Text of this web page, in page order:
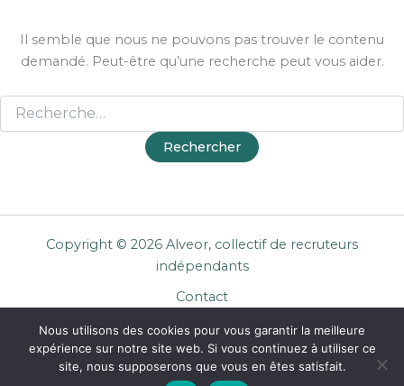
Il semble que nous ne pouvons pas trouver le contenu
demandé. Peut-être qu’une recherche peut vous aider.
Copyright © 2026 Alveor, collectif de recruteurs
indépendants
Contact
Mentions légales
Confidentialité
Nous utilisons des cookies pour vous garantir la meilleure
expérience sur notre site web. Si vous continuez à utiliser ce
site, nous supposerons que vous en êtes satisfait.